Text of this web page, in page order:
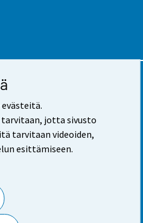
jotta sivusto
tarvitaan videoiden,
esittämiseen.